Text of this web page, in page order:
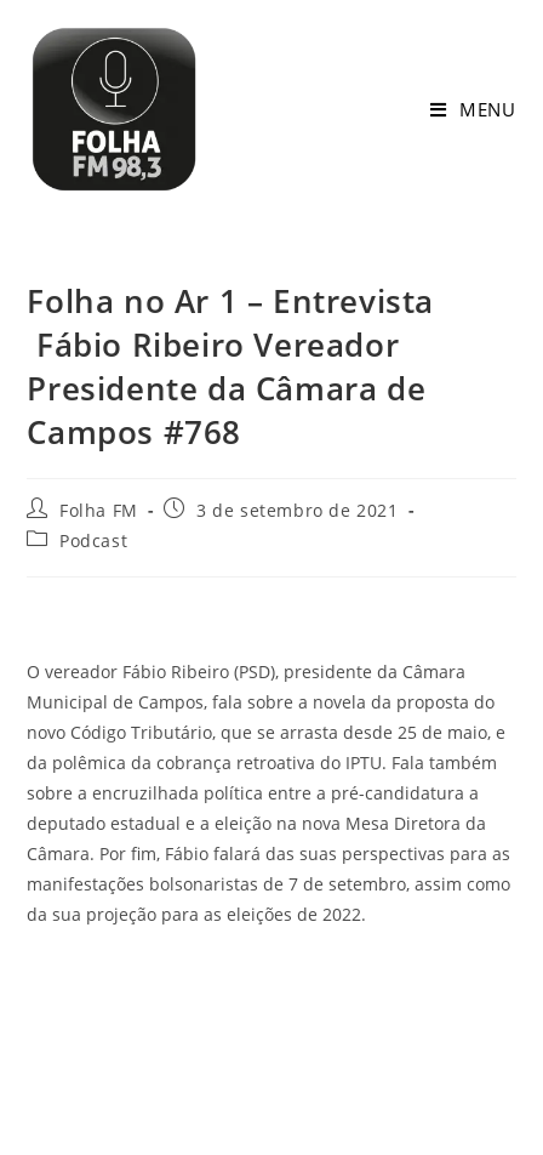
MENU
Folha no Ar 1 – Entrevista
Fábio Ribeiro Vereador
Presidente da Câmara de
Campos #768
Folha FM
3 de setembro de 2021
Podcast
O vereador Fábio Ribeiro (PSD), presidente da Câmara
Municipal de Campos, fala sobre a novela da proposta do
novo Código Tributário, que se arrasta desde 25 de maio, e
da polêmica da cobrança retroativa do IPTU. Fala também
sobre a encruzilhada política entre a pré-candidatura a
deputado estadual e a eleição na nova Mesa Diretora da
Câmara. Por fim, Fábio falará das suas perspectivas para as
manifestações bolsonaristas de 7 de setembro, assim como
da sua projeção para as eleições de 2022.